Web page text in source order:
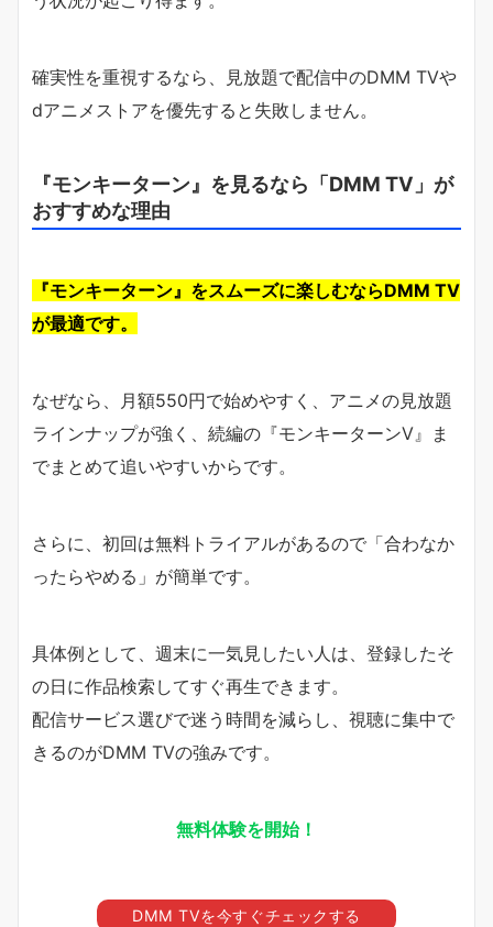
確実性を重視するなら、見放題で配信中のDMM TVや
dアニメストアを優先すると失敗しません。
『モンキーターン』を見るなら「DMM TV」が
おすすめな理由
『モンキーターン』をスムーズに楽しむならDMM TV
が最適です。
なぜなら、月額550円で始めやすく、アニメの見放題
ラインナップが強く、続編の『モンキーターンV』ま
でまとめて追いやすいからです。
さらに、初回は無料トライアルがあるので「合わなか
ったらやめる」が簡単です。
具体例として、週末に一気見したい人は、登録したそ
の日に作品検索してすぐ再生できます。
配信サービス選びで迷う時間を減らし、視聴に集中で
きるのがDMM TVの強みです。
無料体験を開始！
DMM TVを今すぐチェックする